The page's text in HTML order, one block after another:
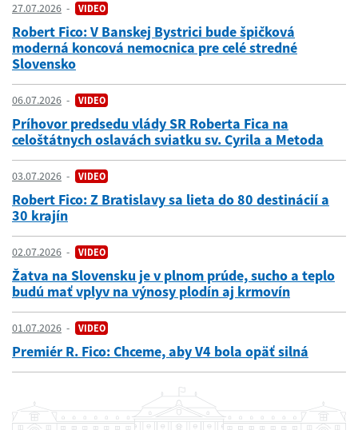
27.07.2026 VIDEO
Robert Fico: V Banskej Bystrici bude špičková
moderná koncová nemocnica pre celé stredné
Slovensko
06.07.2026 VIDEO
Príhovor predsedu vlády SR Roberta Fica na
celoštátnych oslavách sviatku sv. Cyrila a Metoda
03.07.2026 VIDEO
Robert Fico: Z Bratislavy sa lieta do 80 destinácií a
30 krajín
02.07.2026 VIDEO
Žatva na Slovensku je v plnom prúde, sucho a teplo
budú mať vplyv na výnosy plodín aj krmovín
01.07.2026 VIDEO
Premiér R. Fico: Chceme, aby V4 bola opäť silná